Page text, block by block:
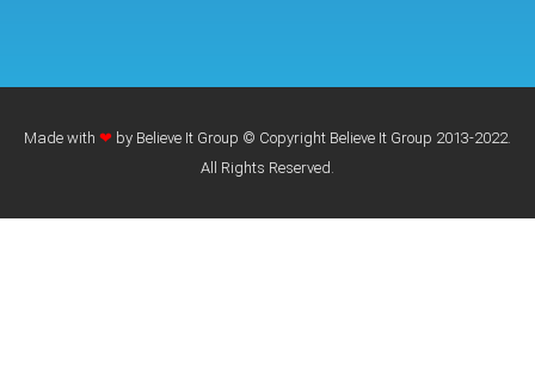
Made with ❤ by Believe It Group © Copyright Believe It Group 2013-2022.
All Rights Reserved.​